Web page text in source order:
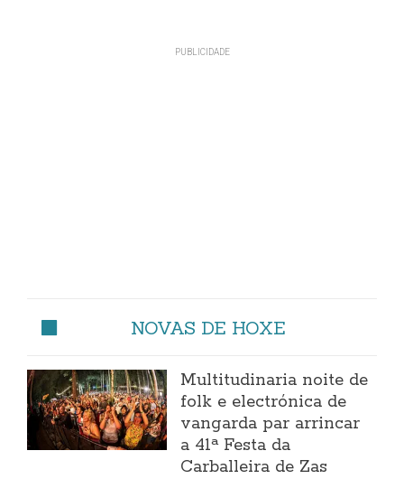
NOVAS DE HOXE
Multitudinaria noite de
folk e electrónica de
vangarda par arrincar
a 41ª Festa da
Carballeira de Zas